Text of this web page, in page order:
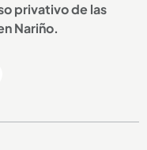
privativo de las
Nariño.